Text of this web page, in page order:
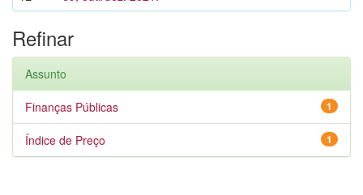
Refinar
Assunto
1
Finanças Públicas
1
Índice de Preço